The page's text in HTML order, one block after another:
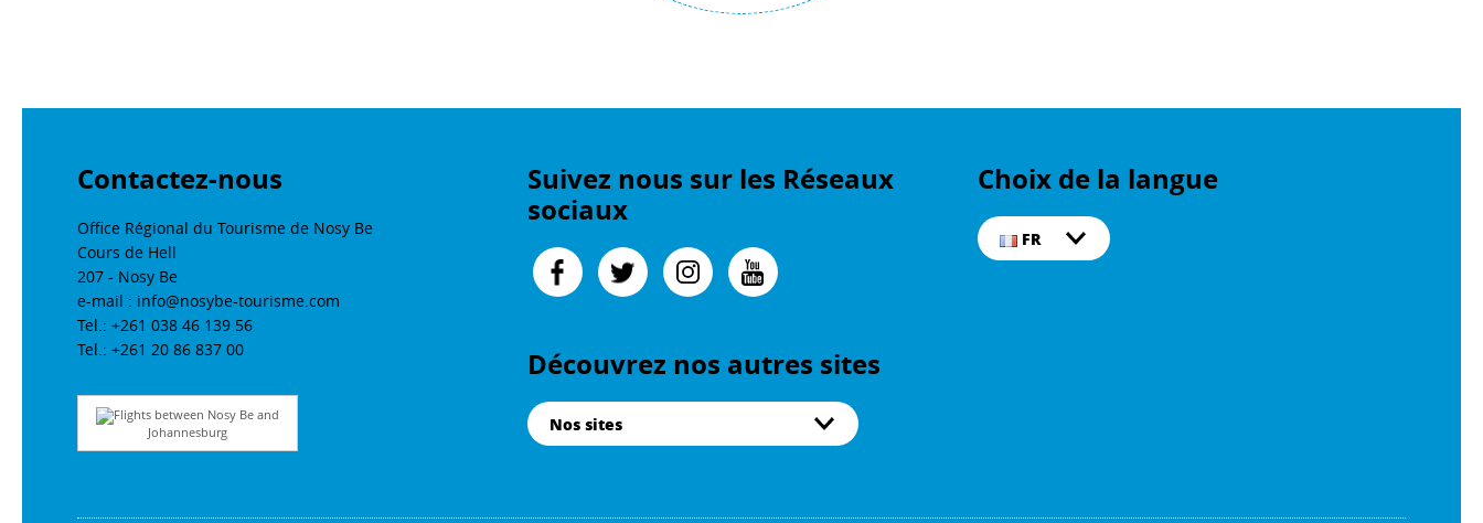
Contactez-nous
Office Régional du Tourisme de Nosy Be
Cours de Hell
207 - Nosy Be
e-mail : info@nosybe-tourisme.com
Tel.: +261 038 46 139 56
Tel.: +261 20 86 837 00
Flights between Nosy Be and
Johannesburg
Suivez nous sur les Réseaux
sociaux
Découvrez nos autres sites
Nos sites
Choix de la langue
FR